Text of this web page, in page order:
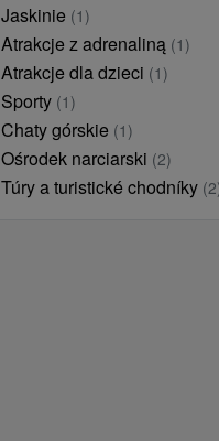
Jaskinie (1)
Atrakcje z adrenaliną (1)
Atrakcje dla dzieci (1)
Sporty (1)
Chaty górskie (1)
Ośrodek narciarski (2)
Túry a turistické chodníky